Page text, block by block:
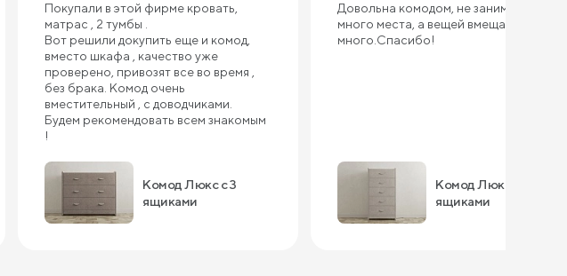
Покупали в этой фирме кровать,
матрас , 2 тумбы .
Вот решили докупить еще и комод,
вместо шкафа , качество уже
проверено, привозят все во время ,
без брака. Комод очень
вместительный , с доводчиками.
Будем рекомендовать всем знакомым
!
Комод Люкс с 3
ящиками
Довольна комодом, не занимает
много места, а вещей вмещает в себя
много.Спасибо!
Комод Люкс с 5
ящиками